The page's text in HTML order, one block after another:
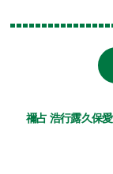
禰占 浩行露久保